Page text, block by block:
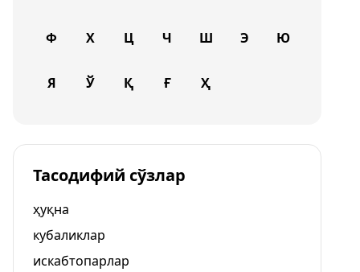
Ф Х Ц Ч Ш Э Ю
Я Ў Қ Ғ Ҳ
Тасодифий сўзлар
ҳуқна
кубаликлар
искабтопарлар